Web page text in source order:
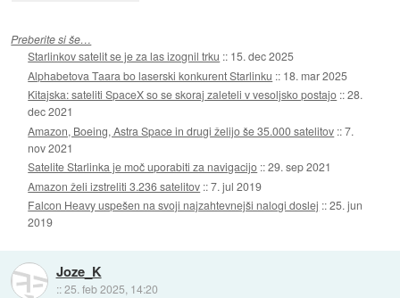
Preberite si še…
Starlinkov satelit se je za las izognil trku :: 15. dec 2025
Alphabetova Taara bo laserski konkurent Starlinku :: 18. mar 2025
Kitajska: sateliti SpaceX so se skoraj zaleteli v vesoljsko postajo ::28.
dec 2021
Amazon, Boeing, Astra Space in drugi želijo še 35.000 satelitov ::7.
nov 2021
Satelite Starlinka je moč uporabiti za navigacijo ::29. sep 2021
Amazon želi izstreliti 3.236 satelitov ::7. jul 2019
Falcon Heavy uspešen na svoji najzahtevnejši nalogi doslej ::25. jun
2019
Joze_K
::25. feb 2025, 14:20